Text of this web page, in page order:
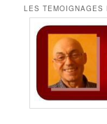
LES TEMOIGNAGES